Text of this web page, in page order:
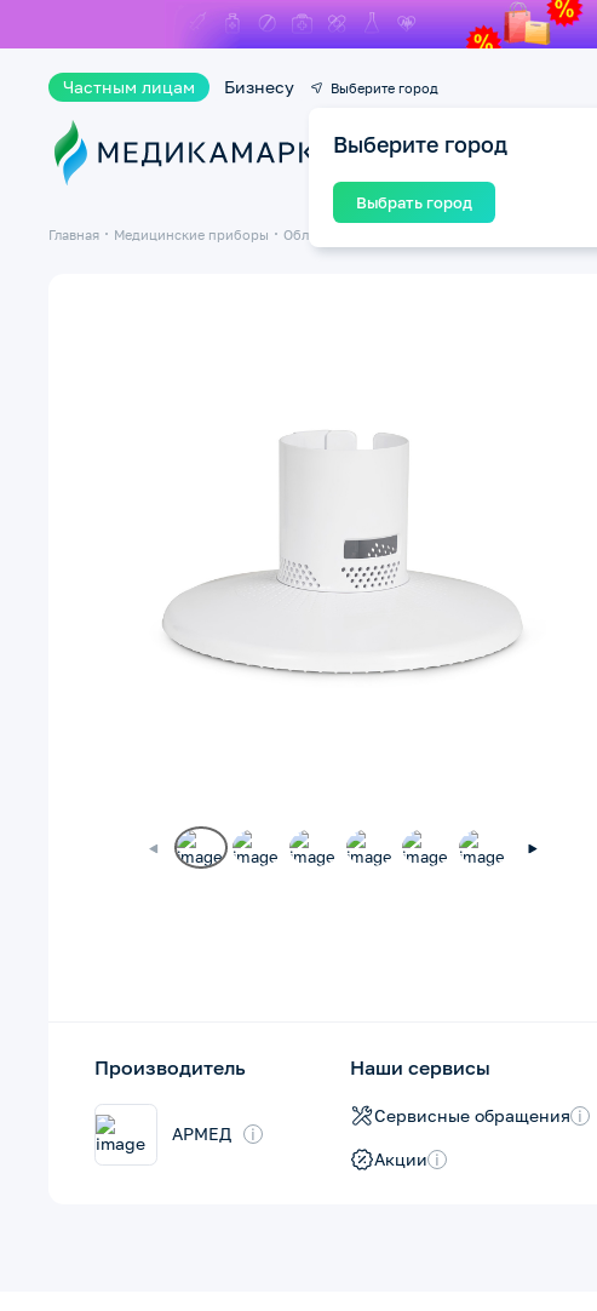
Частным лицам Бизнесу Выберите город
Выберите город
Выбрать город
Каталог
Главная Медицинские приборы Облучатели бактерицидные/Рециркуляторы
Производитель
АРМЕД i
Наши сервисы
Сервисные обращения i
Акции i